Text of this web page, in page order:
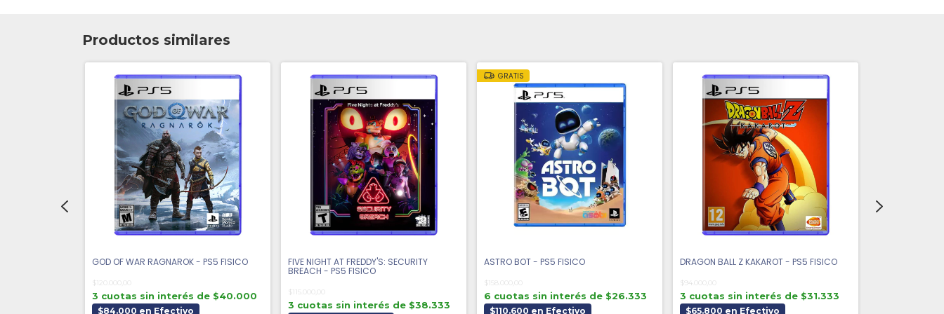
Productos similares
GOD OF WAR RAGNAROK - PS5 FISICO
$120.000,00
3 cuotas sin interés de $40.000
$84.000 en Efectivo
FIVE NIGHT AT FREDDY'S: SECURITY
BREACH - PS5 FISICO
$115.000,00
3 cuotas sin interés de $38.333
GRATIS
ASTRO BOT - PS5 FISICO
$158.000,00
6 cuotas sin interés de $26.333
$110.600 en Efectivo
DRAGON BALL Z KAKAROT - PS5 FISICO
$94.000,00
3 cuotas sin interés de $31.333
$65.800 en Efectivo